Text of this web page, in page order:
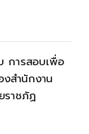
การสอบเพื่อ
สำนักงาน
าชภัฏ